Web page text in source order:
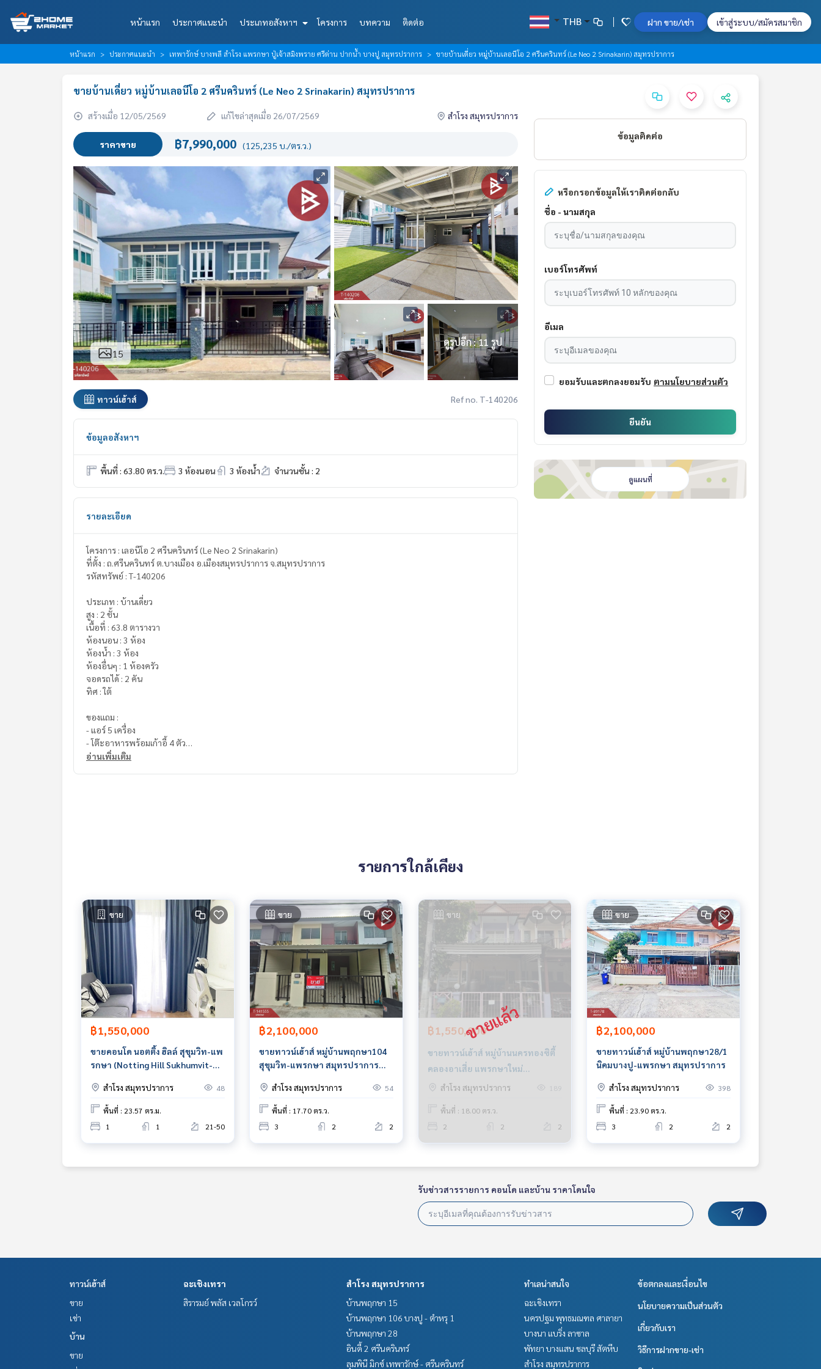
หน้าแรก ประกาศแนะนำ ประเภทอสังหาฯ โครงการ บทความ ติดต่อ THB ฝาก ขาย/เช่า เข้าสู่ระบบ/สมัครสมาชิก
หน้าแรก ประกาศแนะนำ เทพารักษ์ บางพลี สำโรง แพรกษา ปู่เจ้าสมิงพราย ศรีด่าน ปากน้ำ บางปู สมุทรปราการ ขายบ้านเดี่ยว หมู่บ้านเลอนีโอ 2 ศรีนครินทร์ (Le Neo 2 Srinakarin) สมุทรปราการ
ขายบ้านเดี่ยว หมู่บ้านเลอนีโอ 2 ศรีนครินทร์ (Le Neo 2 Srinakarin) สมุทรปราการ
สร้างเมื่อ 12/05/2569 แก้ไขล่าสุดเมื่อ 26/07/2569 สำโรง สมุทรปราการ
ราคาขาย ฿7,990,000 (125,235 บ./ตร.ว.)
15
ดูรูปอีก : 11 รูป
ทาวน์เฮ้าส์ Ref no. T-140206
ข้อมูลอสังหาฯ
พื้นที่ : 63.80 ตร.ว. 3 ห้องนอน 3 ห้องน้ำ จำนวนชั้น : 2
รายละเอียด
โครงการ : เลอนีโอ 2 ศรีนครินทร์ (Le Neo 2 Srinakarin)
ที่ตั้ง : ถ.ศรีนครินทร์ ต.บางเมือง อ.เมืองสมุทรปราการ จ.สมุทรปราการ
รหัสทรัพย์ : T-140206
ประเภท : บ้านเดี่ยว
สูง : 2 ชั้น
เนื้อที่ : 63.8 ตารางวา
ห้องนอน : 3 ห้อง
ห้องน้ำ : 3 ห้อง
ห้องอื่นๆ : 1 ห้องครัว
จอดรถได้ : 2 คัน
ทิศ : ใต้
ของแถม :
- แอร์ 5 เครื่อง
- โต๊ะอาหารพร้อมเก้าอี้ 4 ตัว
- ครัว Built-In
ลิงค์แผนที่ :https://maps.google.com/?q=13.60558304,100.61844694
**เรามีบริการจัดสินเชื่อให้ฟรี พร้อมยินดีให้คำปรึกษา มีให้เลือกทุกธนาคาร**
**พร้อมอัตราดอกเบี้ยพิเศษ และ วงเงินสูงสุด 90-100% ของราคาประเมิน**
สนใจสอบถามข้อมูลเพิ่มเติม หรือ นัดชมบ้านได้ที่
Tel :0867607171
จินนี่ (รหัสตัวแทน 2800)
Line ID :0867607171
Tel :
0813431106หนูดี (รหัสตัวแทน 2800-1)
Line ID :
Callcenter : 02-047-4282
www.tb.co.th
The Best Property Agent CO,.LTD. ผู้นำด้านธุรกิจนายหน้า ตัวแทนอสังหาริมทรัพย์ครบวงจร ด้วยความเป็นมืออาชีพ ใช้เ
ทคโนโลยี และ นวัตกรรมที่สร้างสรรค์ เพื่อส่งมอบบริการที่ดีที่สุดเพื่อคุณ ให้บริการด้าน ซื้อ ขาย เช่า อสังหาริมทรัพย์
อ่านเพิ่มเติม
ข้อมูลติดต่อ
หรือกรอกข้อมูลให้เราติดต่อกลับ
ชื่อ - นามสกุล
เบอร์โทรศัพท์
อีเมล
ยอมรับและตกลงยอมรับ ตามนโยบายส่วนตัว
ยืนยัน
ดูแผนที่
รายการใกล้เคียง
ขาย
฿1,550,000
ขายคอนโด นอตติ้ง ฮิลล์ สุขุมวิท-แพ
รกษา (Notting Hill Sukhumvit-
สำโรง สมุทรปราการ
48
พื้นที่ : 23.57 ตร.ม.
1
1 21-50
ขาย
฿2,100,000
ขายทาวน์เฮ้าส์ หมู่บ้านพฤกษา104
สุขุมวิท-แพรกษา สมุทรปราการ
สำโรง สมุทรปราการ
54
พื้นที่ : 17.70 ตร.ว.
3
2 2
ขาย
฿1,550,000
ขายทาวน์เฮ้าส์ หมู่บ้านนครทองซิตี้
คลองอาเสี่ย แพรกษาใหม่
สมุทรปราการ
สำโรง สมุทรปราการ 189
พื้นที่ : 18.00 ตร.ว.
2
2 2
ขาย
฿2,100,000
ขายทาวน์เฮ้าส์ หมู่บ้านพฤกษา28/1
นิคมบางปู-แพรกษา สมุทรปราการ
สำโรง สมุทรปราการ 398
พื้นที่ : 23.90 ตร.ว.
3
2 2
รับข่าวสารรายการ คอนโด และบ้าน ราคาโดนใจ
ทาวน์เฮ้าส์
ขาย
เช่า
บ้าน
ขาย
ฉะเชิงเทรา
สิรารมย์ พลัส เวลโกรว์
สำโรง สมุทรปราการ
บ้านพฤกษา 15
บ้านพฤกษา 106 บางปู - ตำหรุ 1
บ้านพฤกษา 28
อินดี้ 2 ศรีนครินทร์
ลุมพินี มิกซ์ เทพารักษ์ - ศรีนครินทร์
ทำเลน่าสนใจ
ฉะเชิงเทรา
นครปฐม พุทธมณฑล ศาลายา
บางนา แบริ่ง ลาซาล
พัทยา บางแสน ชลบุรี สัตหีบ
สำโรง สมุทรปราการ
ข้อตกลงและเงื่อนไข
นโยบายความเป็นส่วนตัว
เกี่ยวกับเรา
วิธีการฝากขาย-เช่า